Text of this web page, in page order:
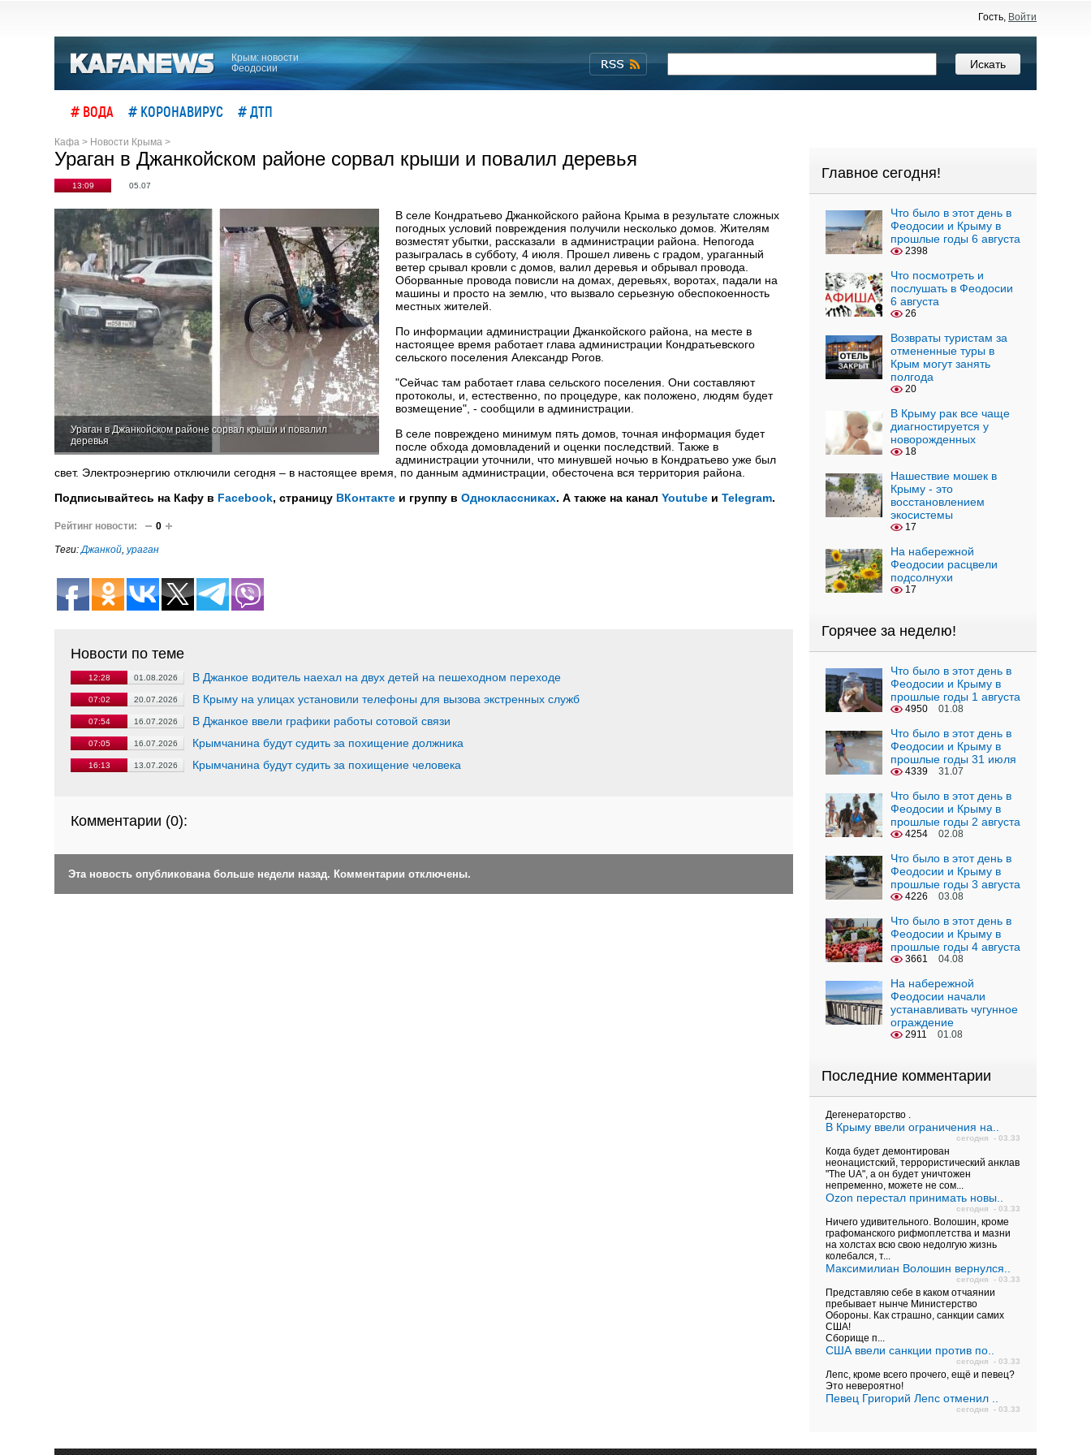
Гость, Войти
Крым: новости
Феодосии
# ВОДА # КОРОНАВИРУС # ДТП
Кафа > Новости Крыма >
Ураган в Джанкойском районе сорвал крыши и повалил деревья
13:09 05.07
Ураган в Джанкойском районе сорвал крыши и повалил
деревья
В селе Кондратьево Джанкойского района Крыма в результате сложных
погодных условий повреждения получили несколько домов. Жителям
возместят убытки, рассказали в администрации района. Непогода
разыгралась в субботу, 4 июля. Прошел ливень с градом, ураганный
ветер срывал кровли с домов, валил деревья и обрывал провода.
Оборванные провода повисли на домах, деревьях, воротах, падали на
машины и просто на землю, что вызвало серьезную обеспокоенность
местных жителей.
По информации администрации Джанкойского района, на месте в
настоящее время работает глава администрации Кондратьевского
сельского поселения Александр Рогов.
"Сейчас там работает глава сельского поселения. Они составляют
протоколы, и, естественно, по процедуре, как положено, людям будет
возмещение", - сообщили в администрации.
В селе повреждено минимум пять домов, точная информация будет
после обхода домовладений и оценки последствий. Также в
администрации уточнили, что минувшей ночью в Кондратьево уже был
свет. Электроэнергию отключили сегодня – в настоящее время, по данным администрации, обесточена вся территория района.
Подписывайтесь на Кафу в Facebook, страницу ВКонтакте и группу в Одноклассниках. А также на канал Youtube и Telegram.
Рейтинг новости: 0
Теги:Джанкой, ураган
Новости по теме
12:28 01.08.2026 В Джанкое водитель наехал на двух детей на пешеходном переходе
07:02 20.07.2026 В Крыму на улицах установили телефоны для вызова экстренных служб
07:54 16.07.2026 В Джанкое ввели графики работы сотовой связи
07:05 16.07.2026 Крымчанина будут судить за похищение должника
16:13 13.07.2026 Крымчанина будут судить за похищение человека
Комментарии (0):
Эта новость опубликована больше недели назад. Комментарии отключены.
Главное сегодня!
Что было в этот день в
Феодосии и Крыму в
прошлые годы 6 августа
2398
Что посмотреть и
послушать в Феодосии
6 августа
26
Возвраты туристам за
отмененные туры в
Крым могут занять
полгода
20
В Крыму рак все чаще
диагностируется у
новорожденных
18
Нашествие мошек в
Крыму - это
восстановлением
экосистемы
17
На набережной
Феодосии расцвели
подсолнухи
17
Горячее за неделю!
Что было в этот день в
Феодосии и Крыму в
прошлые годы 1 августа
4950 01.08
Что было в этот день в
Феодосии и Крыму в
прошлые годы 31 июля
4339 31.07
Что было в этот день в
Феодосии и Крыму в
прошлые годы 2 августа
4254 02.08
Что было в этот день в
Феодосии и Крыму в
прошлые годы 3 августа
4226 03.08
Что было в этот день в
Феодосии и Крыму в
прошлые годы 4 августа
3661 04.08
На набережной
Феодосии начали
устанавливать чугунное
ограждение
2911 01.08
Последние комментарии
Дегенераторство .
В Крыму ввели ограничения на..
сегодня - 03.33
Когда будет демонтирован
неонацистский, террористический анклав
"The UA", а он будет уничтожен
непременно, можете не сом...
Ozon перестал принимать новы..
сегодня - 03.33
Ничего удивительного. Волошин, кроме
графоманского рифмоплетства и мазни
на холстах всю свою недолгую жизнь
колебался, т...
Максимилиан Волошин вернулся..
сегодня - 03.33
Представляю себе в каком отчаянии
пребывает нынче Министерство
Обороны. Как страшно, санкции самих
США!
Сборище п...
США ввели санкции против по..
сегодня - 03.33
Лепс, кроме всего прочего, ещё и певец?
Это невероятно!
Певец Григорий Лепс отменил ..
сегодня - 03.33